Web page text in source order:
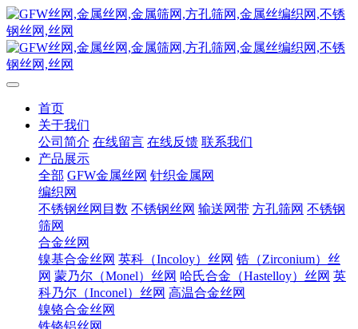
首页
关于我们
公司简介 在线留言 在线反馈 联系我们
产品展示
全部 GFW金属丝网 针织金属网
编织网
不锈钢丝网目数 不锈钢丝网 输送网带 方孔筛网 不锈钢
筛网
合金丝网
镍基合金丝网 英科（Incoloy）丝网 锆（Zirconium）丝
网 蒙乃尔（Monel）丝网 哈氏合金（Hastelloy）丝网 英
科乃尔（Inconel）丝网 高温合金丝网
镍铬合金丝网
铁铬铝丝网